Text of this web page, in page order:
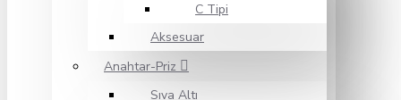
C Tipi
Aksesuar
Anahtar-Priz
Sıva Altı